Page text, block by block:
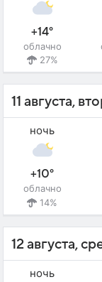
+14°
облачно
27%
11 августа,
ночь
+10°
облачно
14%
12 августа,
ночь